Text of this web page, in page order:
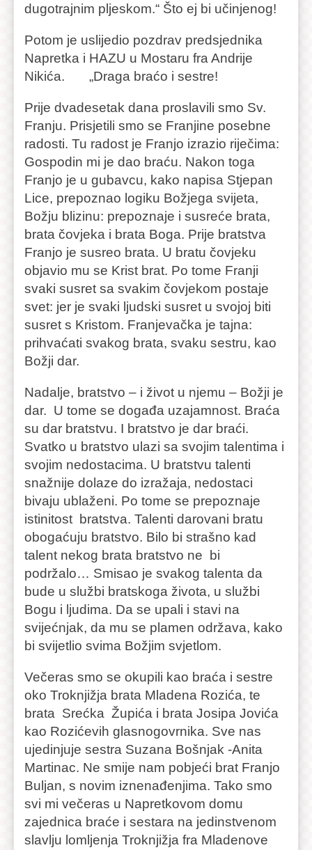
dugotrajnim pljeskom.“ Što ej bi učinjenog!
Potom je uslijedio pozdrav predsjednika
Napretka i HAZU u Mostaru fra Andrije
Nikića. „Draga braćo i sestre!
Prije dvadesetak dana proslavili smo Sv.
Franju. Prisjetili smo se Franjine posebne
radosti. Tu radost je Franjo izrazio riječima:
Gospodin mi je dao braću. Nakon toga
Franjo je u gubavcu, kako napisa Stjepan
Lice, prepoznao logiku Božjega svijeta,
Božju blizinu: prepoznaje i susreće brata,
brata čovjeka i brata Boga. Prije bratstva
Franjo je susreo brata. U bratu čovjeku
objavio mu se Krist brat. Po tome Franji
svaki susret sa svakim čovjekom postaje
svet: jer je svaki ljudski susret u svojoj biti
susret s Kristom. Franjevačka je tajna:
prihvaćati svakog brata, svaku sestru, kao
Božji dar.
Nadalje, bratstvo – i život u njemu – Božji je
dar. U tome se događa uzajamnost. Braća
su dar bratstvu. I bratstvo je dar braći.
Svatko u bratstvo ulazi sa svojim talentima i
svojim nedostacima. U bratstvu talenti
snažnije dolaze do izražaja, nedostaci
bivaju ublaženi. Po tome se prepoznaje
istinitost bratstva. Talenti darovani bratu
obogaćuju bratstvo. Bilo bi strašno kad
talent nekog brata bratstvo ne bi
podržalo… Smisao je svakog talenta da
bude u službi bratskoga života, u službi
Bogu i ljudima. Da se upali i stavi na
svijećnjak, da mu se plamen održava, kako
bi svijetlio svima Božjim svjetlom.
Večeras smo se okupili kao braća i sestre
oko Troknjižja brata Mladena Rozića, te
brata Srećka Župića i brata Josipa Jovića
kao Rozićevih glasnogovrnika. Sve nas
ujedinjuje sestra Suzana Bošnjak -Anita
Martinac. Ne smije nam pobjeći brat Franjo
Buljan, s novim iznenađenjima. Tako smo
svi mi večeras u Napretkovom domu
zajednica braće i sestara na jedinstvenom
slavlju lomljenja Troknjižja fra Mladenove